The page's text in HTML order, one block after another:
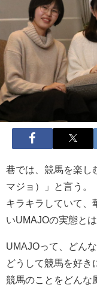
巷では、競馬を楽し
マジョ）」と言う。
キラキラしていて、
いUMAJOの実態と
UMAJOって、どんな
どうして競馬を好き
競馬のことをどんな